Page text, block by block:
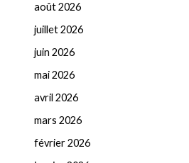
août 2026
juillet 2026
juin 2026
mai 2026
avril 2026
mars 2026
février 2026